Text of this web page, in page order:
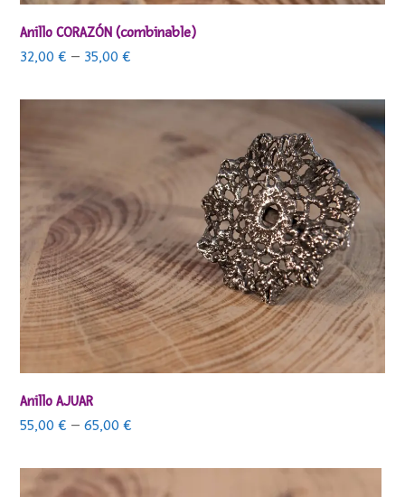
Anillo CORAZÓN (combinable)
32,00€ – 35,00€
Anillo AJUAR
55,00€ –65,00€